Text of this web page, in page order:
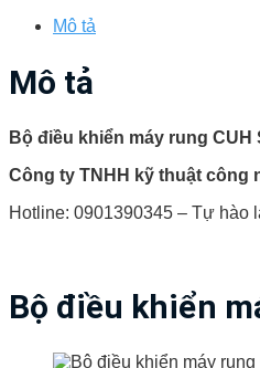
Mô tả
Mô tả
Bộ điều khiển máy rung CUH
Công ty TNHH kỹ thuật công
Hotline: 0901390345 – Tự hào
Bộ điều khiển